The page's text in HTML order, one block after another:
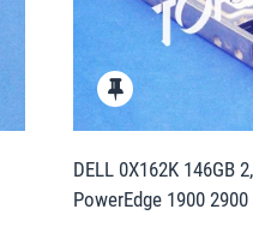
DELL 0X162K 146GB
PowerEdge 1900